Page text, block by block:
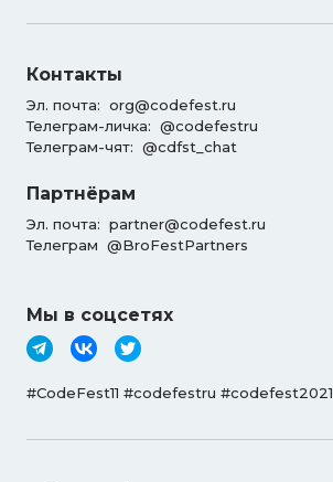
Контакты
Эл. почта: org@codefest.ru
Телеграм-личка: @codefestru
Телеграм-чят: @cdfst_chat
Партнёрам
Эл. почта: partner@codefest.ru
Телеграм @BroFestPartners
Мы в соцсетях
#CodeFest11 #codefestru #codefest2021